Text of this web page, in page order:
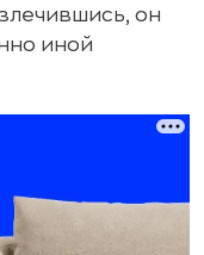
он
иной